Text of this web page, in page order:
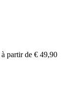
à partir de € 49,90